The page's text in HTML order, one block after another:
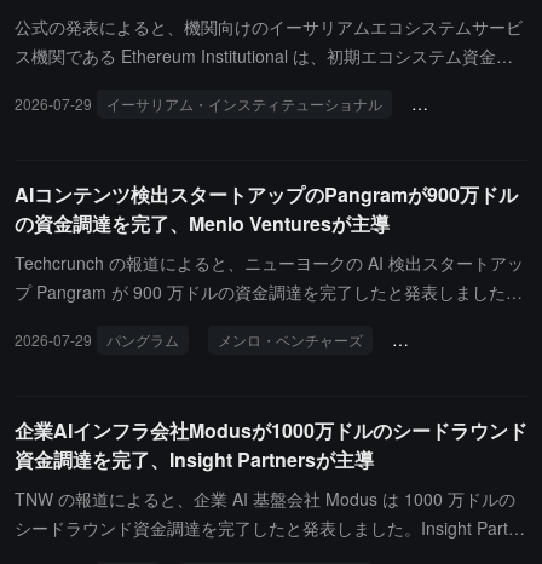
公式の発表によると、機関向けのイーサリアムエコシステムサービ
ス機関である Ethereum Institutional は、初期エコシステム資金調
システム参加者の支持を得た。BitMine、SharpLink、そしてイーサ
がトークン化、ステーブルコイン、及び市場インフラのオンチェー
ン作業を加速するために使用されると述べている。Ethereum Instit
utional は、今後数ヶ月で銀行、資産管理機関、カストディアン、市
場インフラ、フィンテック企業、及び主権機関との直接接触を強化
ーン決済に関連する具体的な作業を進めるとともに、機関教育、市
ストラクチャー及びカストディサービスプロバイダーなど、より広
範なイーサリアムエコシステムコミュニティとの協力を継続する。
2026-07-29 イーサリアム・インスティテューショナル ビットマイン
AIコンテンツ検出スタートアップのPangramが900万ドル
の資金調達を完了、Menlo Venturesが主導
Techcrunch の報道によると、ニューヨークの AI 検出スタートアッ
プ Pangram が 900 万ドルの資金調達を完了したと発表しました。
enza が参加しました。Pangram は新世代の AI テキスト検出モデ
筆、混合人間と機械のコンテンツ、AI による擬似人間生成のテキス
トを識別できます。画像検出モデルは現在研究プレビュー段階にあ
り、ピクセルレベルの分布分析に基づいて、異なるモデルによって
生成された AI 画像を識別し、実際の写真に存在する AI 画像を検出
2026-07-29 パングラム メンロ・ベンチャーズ 投資と資金調達
企業AIインフラ会社Modusが1000万ドルのシードラウンド
資金調達を完了、Insight Partnersが主導
TNW の報道によると、企業 AI 基盤会社 Modus は 1000 万ドルの
シードラウンド資金調達を完了したと発表しました。Insight Partne